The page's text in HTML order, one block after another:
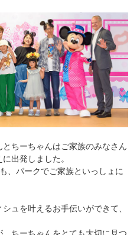
ちーちゃんはご家族のみなさん
出発しました。
、パークでご家族といっしょに
ュを叶えるお手伝いができて、